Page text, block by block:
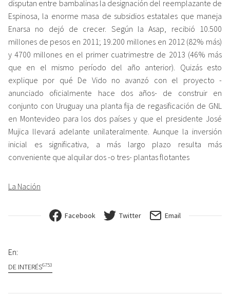
disputan entre bambalinas la designación del reemplazante de
Espinosa, la enorme masa de subsidios estatales que maneja
Enarsa no dejó de crecer. Según la Asap, recibió 10.500
millones de pesos en 2011; 19.200 millones en 2012 (82% más)
y 4700 millones en el primer cuatrimestre de 2013 (46% más
que en el mismo período del año anterior). Quizás esto
explique por qué De Vido no avanzó con el proyecto -
anunciado oficialmente hace dos años- de construir en
conjunto con Uruguay una planta fija de regasificación de GNL
en Montevideo para los dos países y que el presidente José
Mujica llevará adelante unilateralmente. Aunque la inversión
inicial es significativa, a más largo plazo resulta más
conveniente que alquilar dos -o tres- plantas flotantes
La Nación
Facebook Twitter Email
En:
DE INTERÉS6753